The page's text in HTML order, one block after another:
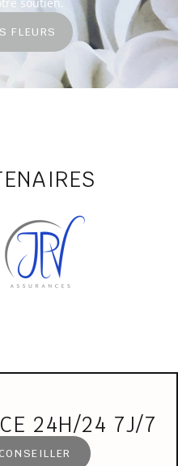
FLEURS
24H/24 7J/7